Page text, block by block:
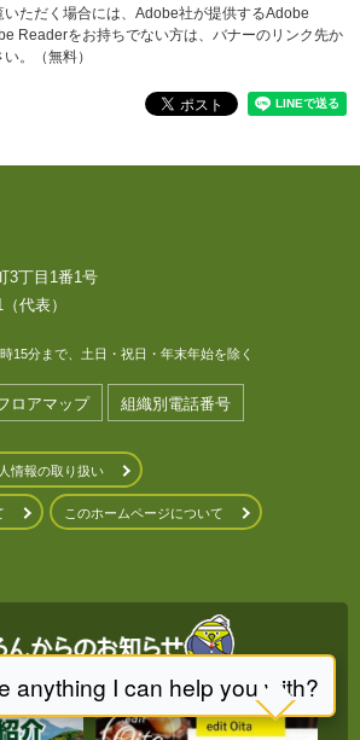
ただく場合には、Adobe社が提供するAdobe
Readerをお持ちでない方は、バナーのリンク先か
。（無料）
3丁目1番1号
代表）
15分まで、土日・祝日・年末年始を除く
ロアマップ 組織別電話番号
情報の取り扱い
このホームページについて